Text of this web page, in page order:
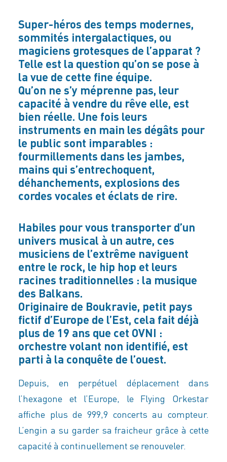
Super-héros des temps modernes,
sommités intergalactiques, ou
magiciens grotesques de l’apparat ?
Telle est la question qu’on se pose à
la vue de cette fine équipe.
Qu’on ne s’y méprenne pas, leur
capacité à vendre du rêve elle, est
bien réelle. Une fois leurs
instruments en main les dégâts pour
le public sont imparables :
fourmillements dans les jambes,
mains qui s’entrechoquent,
déhanchements, explosions des
cordes vocales et éclats de rire.
Habiles pour vous transporter d’un
univers musical à un autre, ces
musiciens de l’extrême naviguent
entre le rock, le hip hop et leurs
racines traditionnelles : la musique
des Balkans.
Originaire de Boukravie, petit pays
fictif d’Europe de l’Est, cela fait déjà
plus de 19 ans que cet OVNI :
orchestre volant non identifié, est
parti à la conquête de l’ouest.
Depuis, en perpétuel déplacement dans
l’hexagone et l’Europe, le Flying Orkestar
affiche plus de 999,9 concerts au compteur.
L’engin a su garder sa fraicheur grâce à cette
capacité à continuellement se renouveler.